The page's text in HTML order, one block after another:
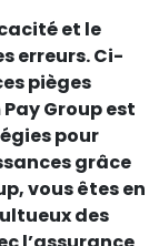
et le
erreurs. Ci-
pièges
Group est
pour
grâce
vous êtes en
des